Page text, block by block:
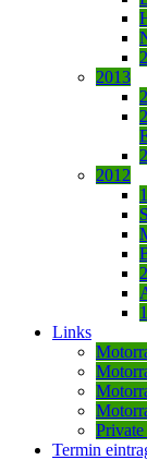
2013
2012
Links
Termin